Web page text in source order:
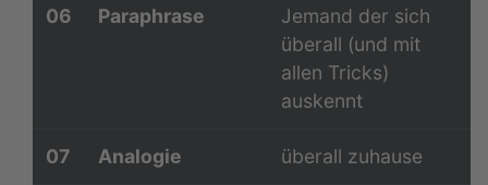
06 Paraphrase
Jemand der sich
überall (und mit
allen Tricks)
auskennt
07 Analogie überall zuhause